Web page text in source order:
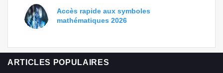
Accès rapide aux symboles
mathématiques 2026
ARTICLES POPULAIRES